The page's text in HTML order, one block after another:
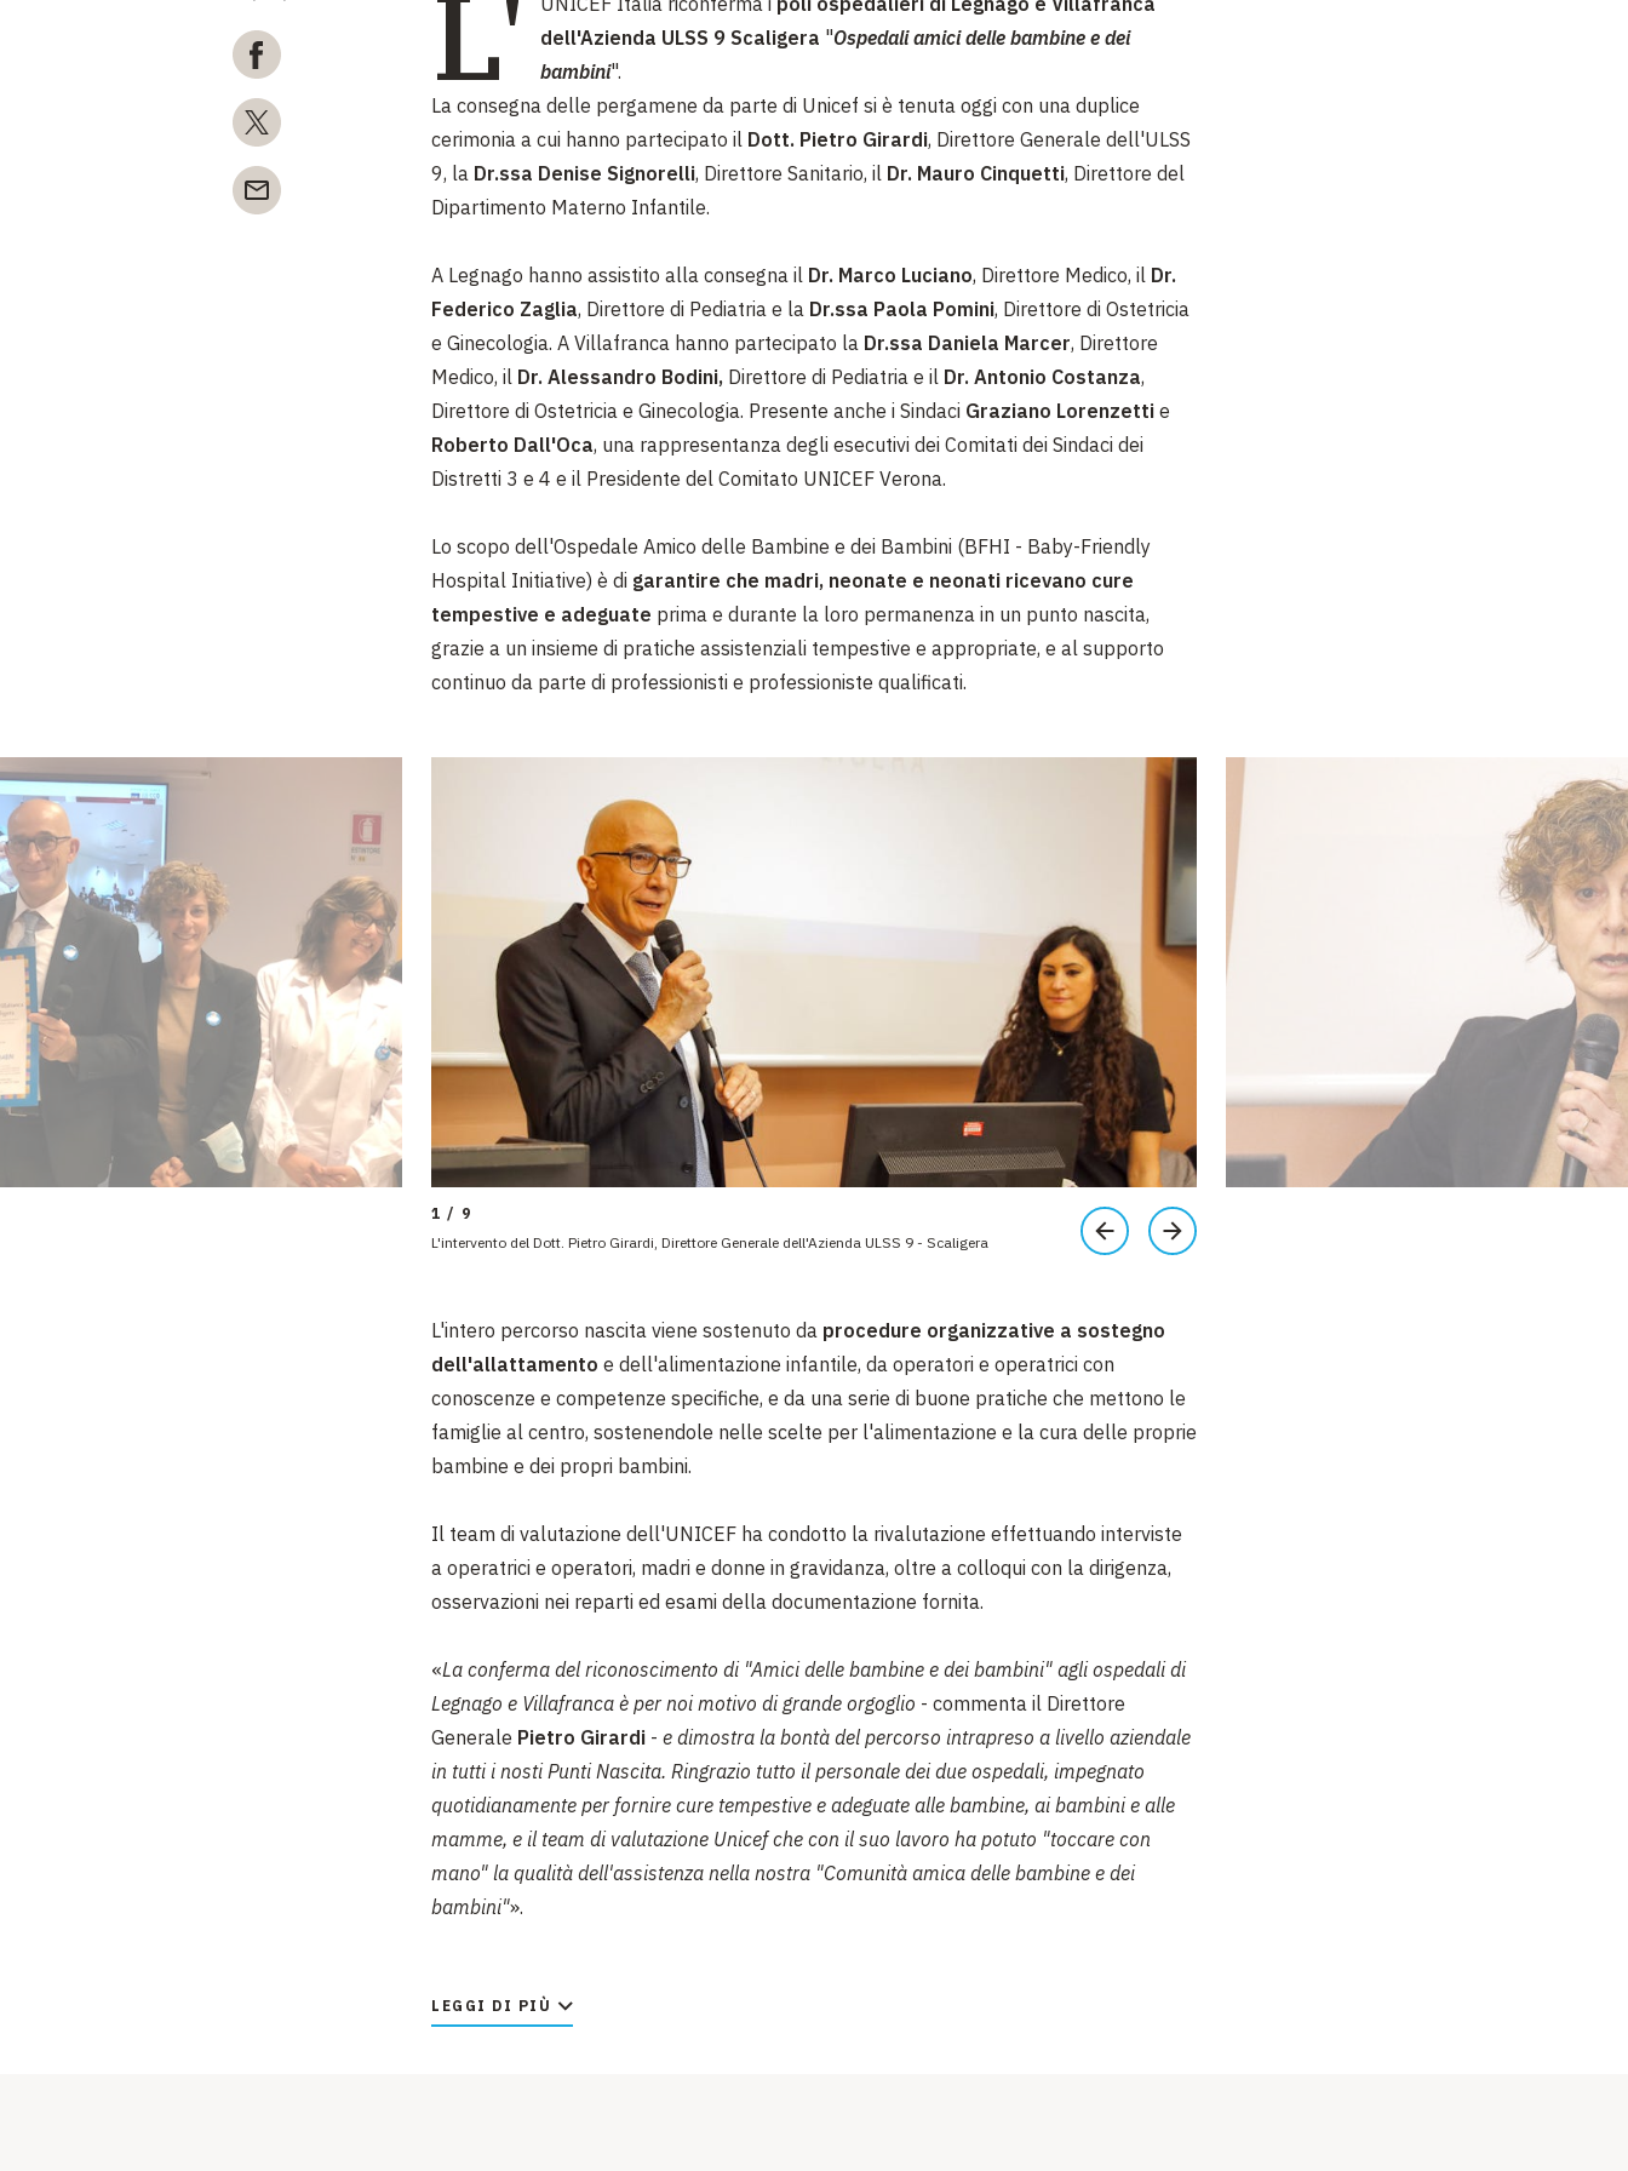
L'
dell'Azienda ULSS 9 Scaligera "Ospedali amici delle bambine e dei
bambini".
La consegna delle pergamene da parte di Unicef si è tenuta oggi con una duplice
cerimonia a cui hanno partecipato il Dott. Pietro Girardi, Direttore Generale dell'ULSS
9, la Dr.ssa Denise Signorelli, Direttore Sanitario, il Dr. Mauro Cinquetti, Direttore del
Dipartimento Materno Infantile.
A Legnago hanno assistito alla consegna il Dr. Marco Luciano, Direttore Medico, il Dr.
Federico Zaglia, Direttore di Pediatria e la Dr.ssa Paola Pomini, Direttore di Ostetricia
e Ginecologia. A Villafranca hanno partecipato la Dr.ssa Daniela Marcer, Direttore
Medico, il Dr. Alessandro Bodini, Direttore di Pediatria e il Dr. Antonio Costanza,
Direttore di Ostetricia e Ginecologia. Presente anche i Sindaci Graziano Lorenzetti e
Roberto Dall'Oca, una rappresentanza degli esecutivi dei Comitati dei Sindaci dei
Distretti 3 e 4 e il Presidente del Comitato UNICEF Verona.
Lo scopo dell'Ospedale Amico delle Bambine e dei Bambini (BFHI - Baby-Friendly
Hospital Initiative) è di garantire che madri, neonate e neonati ricevano cure
tempestive e adeguate prima e durante la loro permanenza in un punto nascita,
grazie a un insieme di pratiche assistenziali tempestive e appropriate, e al supporto
continuo da parte di professionisti e professioniste qualificati.
1 / 9
L'intervento del Dott. Pietro Girardi, Direttore Generale dell'Azienda ULSS 9 - Scaligera
L'intero percorso nascita viene sostenuto da procedure organizzative a sostegno
dell'allattamento e dell'alimentazione infantile, da operatori e operatrici con
conoscenze e competenze specifiche, e da una serie di buone pratiche che mettono le
famiglie al centro, sostenendole nelle scelte per l'alimentazione e la cura delle proprie
bambine e dei propri bambini.
Il team di valutazione dell'UNICEF ha condotto la rivalutazione effettuando interviste
a operatrici e operatori, madri e donne in gravidanza, oltre a colloqui con la dirigenza,
osservazioni nei reparti ed esami della documentazione fornita.
«La conferma del riconoscimento di "Amici delle bambine e dei bambini" agli ospedali di
Legnago e Villafranca è per noi motivo di grande orgoglio - commenta il Direttore
Generale Pietro Girardi - e dimostra la bontà del percorso intrapreso a livello aziendale
in tutti i nosti Punti Nascita. Ringrazio tutto il personale dei due ospedali, impegnato
quotidianamente per fornire cure tempestive e adeguate alle bambine, ai bambini e alle
mamme, e il team di valutazione Unicef che con il suo lavoro ha potuto "toccare con
mano" la qualità dell'assistenza nella nostra "Comunità amica delle bambine e dei
bambini"».
afferma il Dr. Mauro Cinquetti
LEGGI DI PIÙ